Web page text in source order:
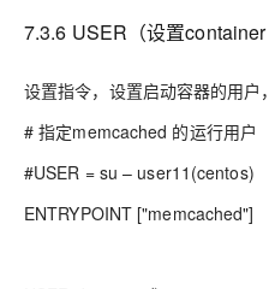
7.3.6 USER（设置container
设置指令，设置启动容器的用户
#指定memcached 的运行用户
#USER = su – user11(centos)
ENTRYPOINT ["memcached"]